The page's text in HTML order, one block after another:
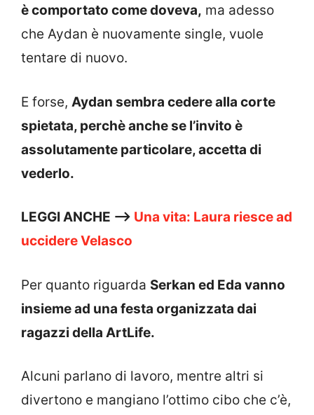
è comportato come doveva, ma adesso
che Aydan è nuovamente single, vuole
tentare di nuovo.
E forse, Aydan sembra cedere alla corte
spietata, perchè anche se l’invito è
assolutamente particolare, accetta di
vederlo.
LEGGI ANCHE —> Una vita: Laura riesce ad
uccidere Velasco
Per quanto riguarda Serkan ed Eda vanno
insieme ad una festa organizzata dai
ragazzi della ArtLife.
Alcuni parlano di lavoro, mentre altri si
divertono e mangiano l’ottimo cibo che c’è,